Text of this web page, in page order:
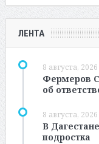
ЛЕНТА
8 августа,
Фермеров
об
8 августа,
В
подростка